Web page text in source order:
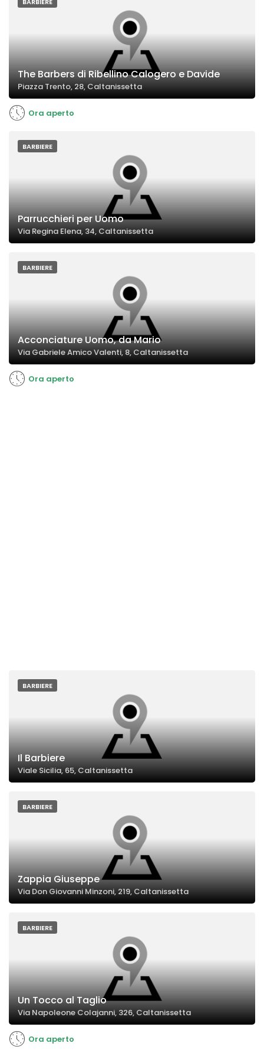
BARBIERE
The Barbers di Ribellino Calogero e Davide
Piazza Trento, 28, Caltanissetta
Ora aperto
BARBIERE
Parrucchieri per Uomo
Via Regina Elena, 34, Caltanissetta
BARBIERE
Acconciature Uomo, da Mario
Via Gabriele Amico Valenti, 8, Caltanissetta
Ora aperto
BARBIERE
Il Barbiere
Viale Sicilia, 65, Caltanissetta
BARBIERE
Zappia Giuseppe
Via Don Giovanni Minzoni, 219, Caltanissetta
BARBIERE
Un Tocco al Taglio
Via Napoleone Colajanni, 326, Caltanissetta
Ora aperto